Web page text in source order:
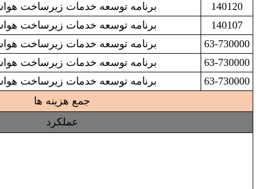
140120
برنامه توسعه خدمات زیرساخت هواشناسی
140107
برنامه توسعه خدمات زیرساخت هواشناسی
63-730000
برنامه توسعه خدمات زیرساخت هواشناسی
63-730000
برنامه توسعه خدمات زیرساخت هواشناسی
63-730000
برنامه توسعه خدمات زیرساخت هواشناسی
جمع هزینه ها
عملکرد